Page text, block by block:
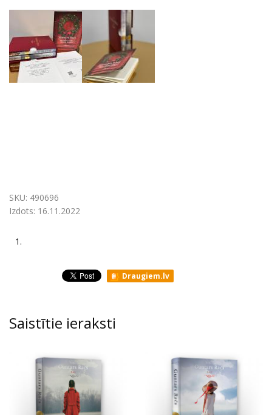
SKU: 490696
Izdots: 16.11.2022
1.
Draugiem.lv
Saistītie ieraksti